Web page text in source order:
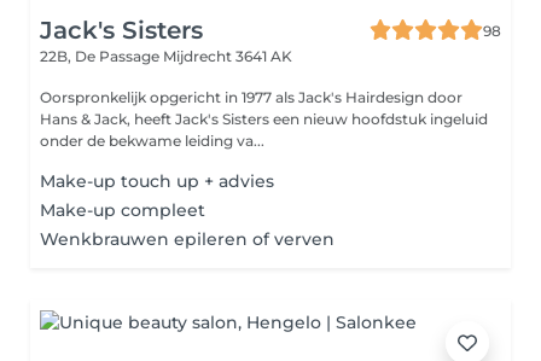
Jack's Sisters
98
22B, De Passage Mijdrecht 3641 AK
Oorspronkelijk opgericht in 1977 als Jack's Hairdesign door
Hans & Jack, heeft Jack's Sisters een nieuw hoofdstuk ingeluid
onder de bekwame leiding va...
Make-up touch up + advies
Make-up compleet
Wenkbrauwen epileren of verven